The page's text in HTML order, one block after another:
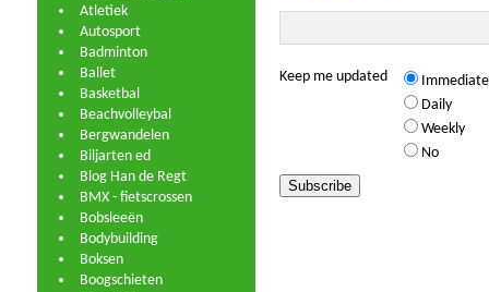
Atletiek
Autosport
Badminton
Ballet
Basketbal
Beachvolleybal
Bergwandelen
Biljarten ed
Blog Han de Regt
BMX - fietscrossen
Bobsleeën
Bodybuilding
Boksen
Boogschieten
Keep me updated
Daily
Weekly
No